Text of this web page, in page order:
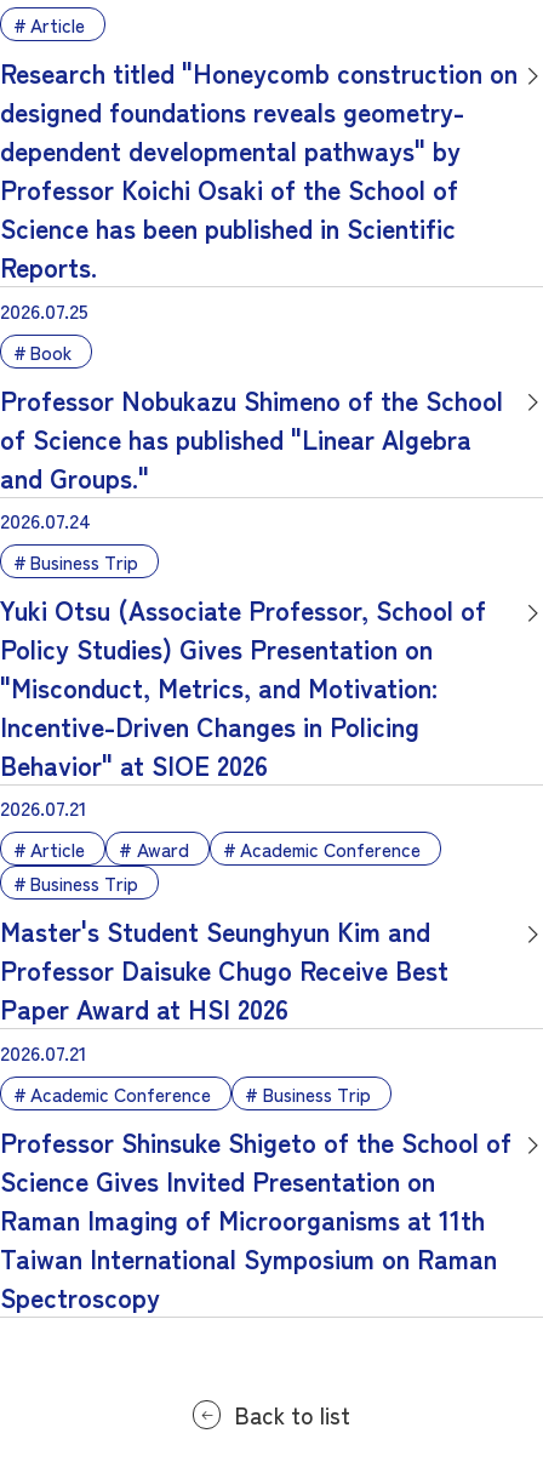
Article
Research titled "Honeycomb construction on
designed foundations reveals geometry-
dependent developmental pathways" by
Professor Koichi Osaki of the School of
Science has been published in Scientific
Reports.
2026.07.25
Book
Professor Nobukazu Shimeno of the School
of Science has published "Linear Algebra
and Groups."
2026.07.24
Business Trip
Yuki Otsu (Associate Professor, School of
Policy Studies) Gives Presentation on
"Misconduct, Metrics, and Motivation:
Incentive-Driven Changes in Policing
Behavior" at SIOE 2026
2026.07.21
Article Award
Academic Conference
Business Trip
Master's Student Seunghyun Kim and
Professor Daisuke Chugo Receive Best
Paper Award at HSI 2026
2026.07.21
Academic Conference Business Trip
Professor Shinsuke Shigeto of the School of
Science Gives Invited Presentation on
Raman Imaging of Microorganisms at 11th
Taiwan International Symposium on Raman
Spectroscopy
Back to list